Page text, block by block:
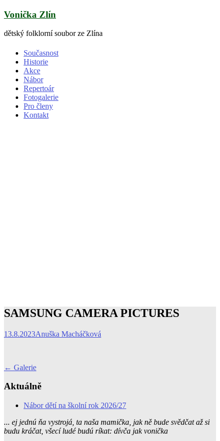
Skip
content
Vonička Zlín
dětský folklorní soubor ze Zlína
Současnost
Historie
Akce
Nábor
Repertoár
Fotogalerie
Pro členy
Kontakt
SAMSUNG CAMERA PICTURES
13.8.2023Anuška Macháčková
Post
← Galerie
Aktuálně
Nábor dětí na školní rok 2026/27
... ej jednú ňa vystrojá, ta naša mamička, jak ně bude svědčat až si
budu kráčat, všecí ludé budú ríkat: dívča jak vonička